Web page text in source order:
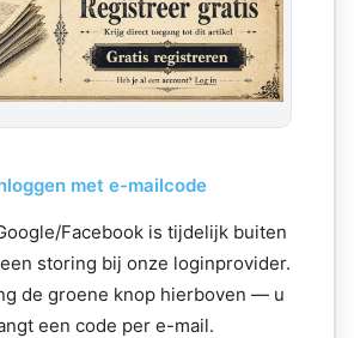
met e-mailcode
Facebook is tijdelijk buiten
storing bij onze loginprovider.
de groene knop hierboven — u
een code per e-mail.